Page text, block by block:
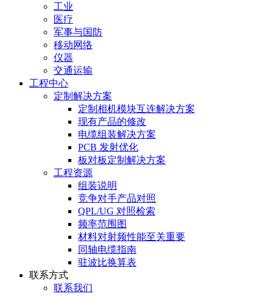
工业
医疗
军事与国防
移动网络
仪器
交通运输
工程中心
定制解决方案
定制相机模块互连解决方案
现有产品的修改
电缆组装解决方案
PCB 发射优化
板对板定制解决方案
工程资源
组装说明
竞争对手产品对照
QPL/UG 对照检索
频率范围图
材料对射频性能至关重要
同轴电缆指南
驻波比换算表
联系方式
联系我们